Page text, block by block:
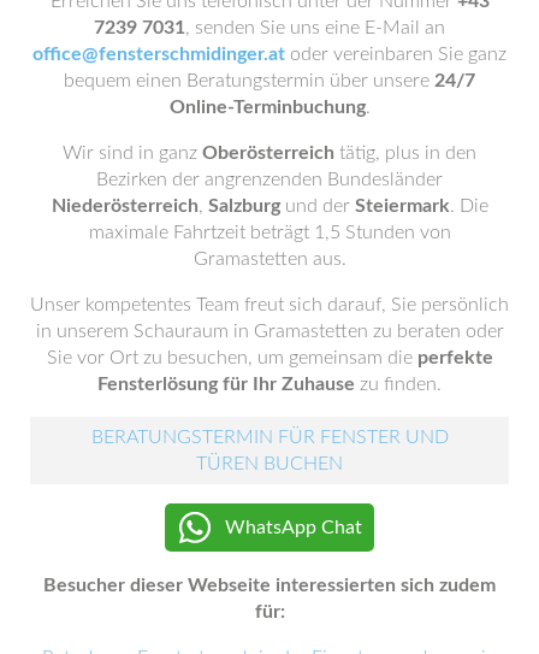
7239 7031, senden Sie uns eine E-Mail an
office@fensterschmidinger.at oder vereinbaren Sie ganz
bequem einen Beratungstermin über unsere 24/7
Online-Terminbuchung.
Wir sind in ganz Oberösterreich tätig, plus in den
Bezirken der angrenzenden Bundesländer
Niederösterreich, Salzburgund der Steiermark. Die
maximale Fahrtzeit beträgt 1,5 Stunden von
Gramastetten aus.
Unser kompetentes Team freut sich darauf, Sie persönlich
in unserem Schauraum in Gramastetten zu beraten oder
Sie vor Ort zu besuchen, um gemeinsam die perfekte
Fensterlösung für Ihr Zuhause zu finden.
BERATUNGSTERMIN FÜR FENSTER UND
TÜREN BUCHEN
WhatsApp Chat
Besucher dieser Webseite interessierten sich zudem
für: